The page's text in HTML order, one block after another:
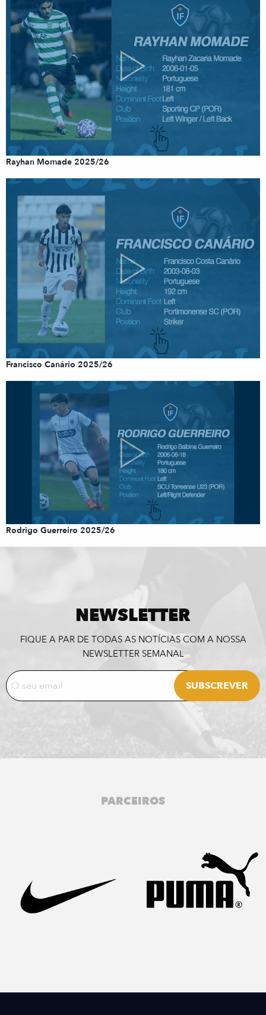
Rayhan Momade 2025/26
Francisco Canário 2025/26
Rodrigo Guerreiro 2025/26
NEWSLETTER
FIQUE A PAR DE TODAS AS NOTÍCIAS COM A NOSSA
NEWSLETTER SEMANAL
PARCEIROS